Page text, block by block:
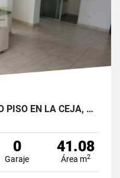
APARTAMENTO EN SEGUNDO PISO EN LA CEJA, ANTIOQUIA
0
Garaje
41.08
Área m2